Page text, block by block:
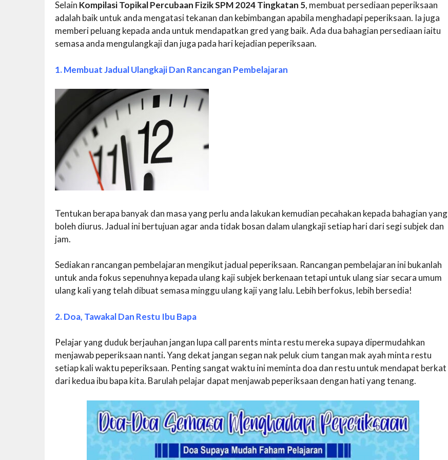
Selain Kompilasi Topikal Percubaan Fizik SPM 2024 Tingkatan 5, membuat persediaan peperiksaan
adalah baik untuk anda mengatasi tekanan dan kebimbangan apabila menghadapi peperiksaan. Ia juga
memberi peluang kepada anda untuk mendapatkan gred yang baik. Ada dua bahagian persediaan iaitu
semasa anda mengulangkaji dan juga pada hari kejadian peperiksaan.
1. Membuat Jadual Ulangkaji Dan Rancangan Pembelajaran
Tentukan berapa banyak dan masa yang perlu anda lakukan kemudian pecahakan kepada bahagian yang
boleh diurus. Jadual ini bertujuan agar anda tidak bosan dalam ulangkaji setiap hari dari segi subjek dan
jam.
Sediakan rancangan pembelajaran mengikut jadual peperiksaan. Rancangan pembelajaran ini bukanlah
untuk anda fokus sepenuhnya kepada ulang kaji subjek berkenaan tetapi untuk ulang siar secara umum
ulang kali yang telah dibuat semasa minggu ulang kaji yang lalu. Lebih berfokus, lebih bersedia!
2. Doa, Tawakal Dan Restu Ibu Bapa
Pelajar yang duduk berjauhan jangan lupa call parents minta restu mereka supaya dipermudahkan
menjawab peperiksaan nanti.Yang dekat jangan segan nak peluk cium tangan mak ayah minta restu
setiap kali waktu peperiksaan. Penting sangat waktu ini meminta doa dan restu untuk mendapat berkat
dari kedua ibu bapa kita. Barulah pelajar dapat menjawab peperiksaan dengan hati yang tenang.